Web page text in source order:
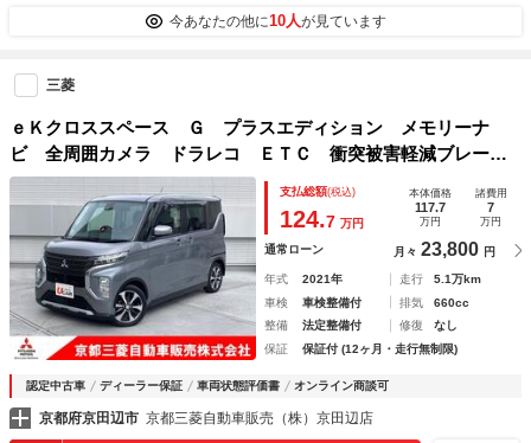
今あなたの他に10人が見ています
三菱
ｅＫクロススペース Ｇ プラスエディション メモリーナ
ビ 全周囲カメラ ドラレコ ＥＴＣ 衝突被害軽減ブレー
キ 踏み間違い防止装置 パーキングセンサー 認定中古車
両側電動スライドドア オートマチックハイビーム アイドリ
ングストップ
支払総額(税込)
124.7 万円
本体価格
117.7
万円
諸費用
7
万円
通常ローン 月々 23,800 円
年式 2021年 走行
5.1万km
車検
車検整備付 排気
660cc
整備
法定整備付 修復
なし
保証
保証付 (12ヶ月・走行無制限)
認定中古車 ディーラー保証 車両状態評価書 オンライン商談可
京都府京田辺市 京都三菱自動車販売（株）京田辺店